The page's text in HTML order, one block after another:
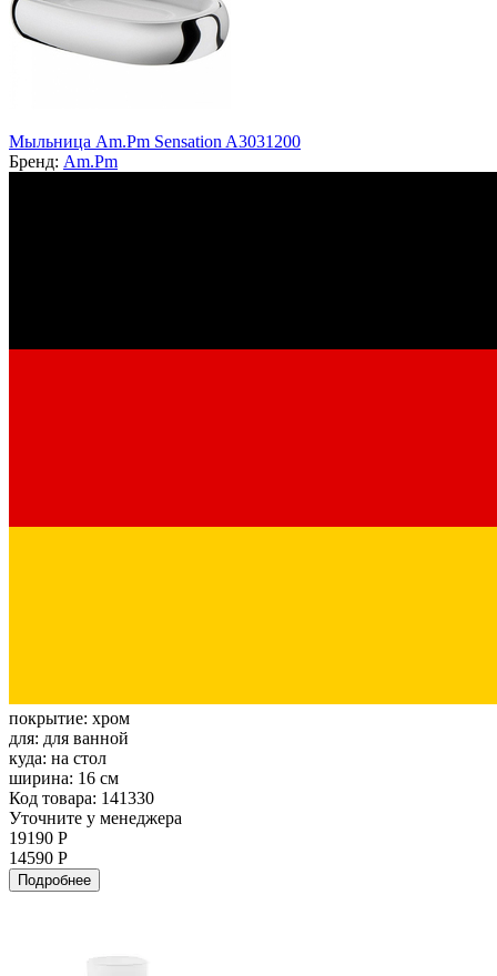
Мыльница Am.Pm Sensation A3031200
Бренд: Am.Pm
покрытие: хром
для: для ванной
куда: на стол
ширина: 16 см
Код товара: 141330
Уточните у менеджера
19190 Р
14590 Р
Подробнее